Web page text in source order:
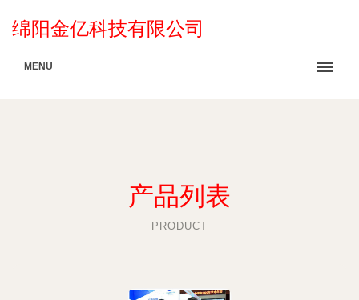
绵阳金亿科技有限公司
MENU
产品列表
PRODUCT